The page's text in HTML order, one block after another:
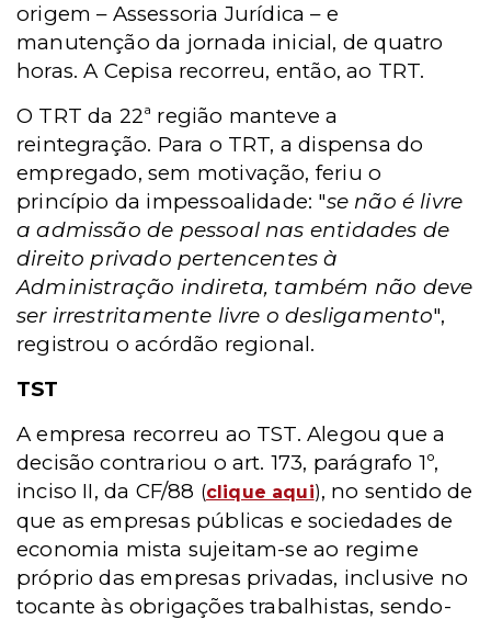
origem – Assessoria Jurídica – e
manutenção da jornada inicial, de quatro
horas. A Cepisa recorreu, então, ao TRT.
O TRT da 22ª região manteve a
reintegração. Para o TRT, a dispensa do
empregado, sem motivação, feriu o
princípio da impessoalidade: "se não é livre
a admissão de pessoal nas entidades de
direito privado pertencentes à
Administração indireta, também não deve
ser irrestritamente livre o desligamento",
registrou o acórdão regional.
TST
A empresa recorreu ao TST. Alegou que a
decisão contrariou o art. 173, parágrafo 1º,
inciso II, da CF/88 (clique aqui), no sentido de
que as empresas públicas e sociedades de
economia mista sujeitam-se ao regime
próprio das empresas privadas, inclusive no
tocante às obrigações trabalhistas, sendo-